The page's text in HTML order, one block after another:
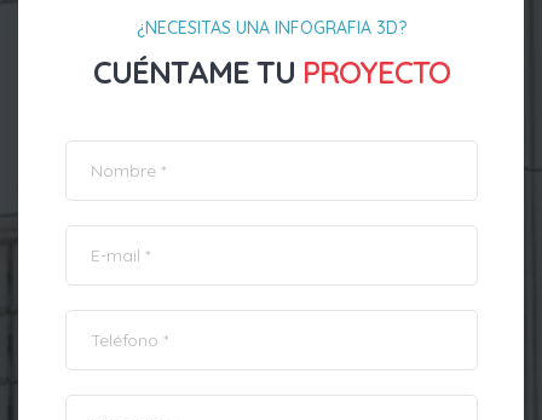
¿NECESITAS UNA INFOGRAFIA 3D?
CUÉNTAME TU PROYECTO